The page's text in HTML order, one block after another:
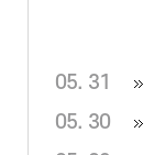
05. 31
05. 30